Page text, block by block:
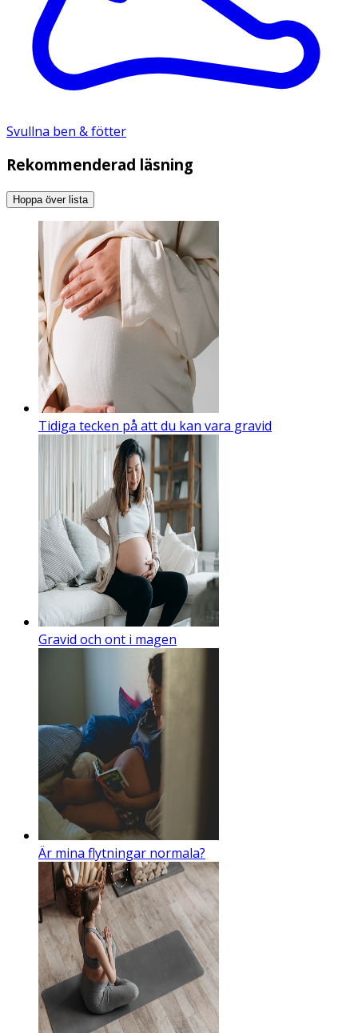
Svullna ben & fötter
Rekommenderad läsning
Hoppa över lista
Tidiga tecken på att du kan vara gravid
Gravid och ont i magen
Är mina flytningar normala?